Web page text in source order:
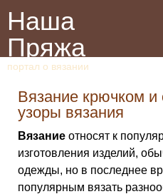
Наша
Пряжа
портал о вязании
Вязание крючком
узоры вязания
Вязание относят к
изготовления изделий,
одежды, но в последнее
популярным вязать